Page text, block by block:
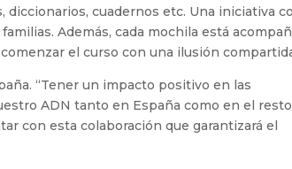
diccionarios, cuadernos etc. Una iniciativa
Además, cada mochila está
el curso con una ilusión
“Tener un impacto positivo en las
ADN tanto en España como en el
con esta colaboración que garantizará el